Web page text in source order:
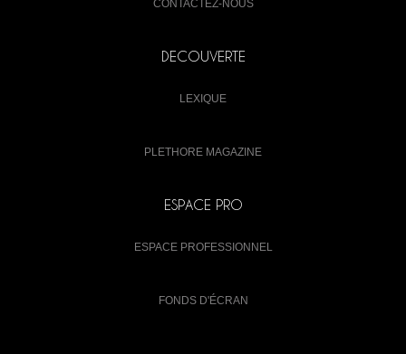
CONTACTEZ-NOUS
DECOUVERTE
LEXIQUE
PLETHORE MAGAZINE
ESPACE PRO
ESPACE PROFESSIONNEL
FONDS D'ÉCRAN